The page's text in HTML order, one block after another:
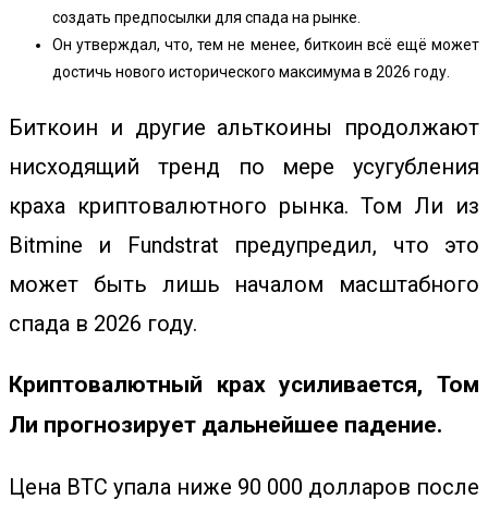
создать предпосылки для спада на рынке.
Он утверждал, что, тем не менее, биткоин всё ещё может
достичь нового исторического максимума в 2026 году.
Биткоин и другие альткоины продолжают
нисходящий тренд по мере усугубления
краха криптовалютного рынка. Том Ли из
Bitmine и Fundstrat предупредил, что это
может быть лишь началом масштабного
спада в 2026 году.
Криптовалютный крах усиливается, Том
Ли прогнозирует дальнейшее падение.
Цена BTC упала ниже 90 000 долларов после